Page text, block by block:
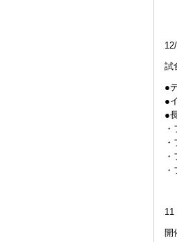
試
●
●
●
11
開